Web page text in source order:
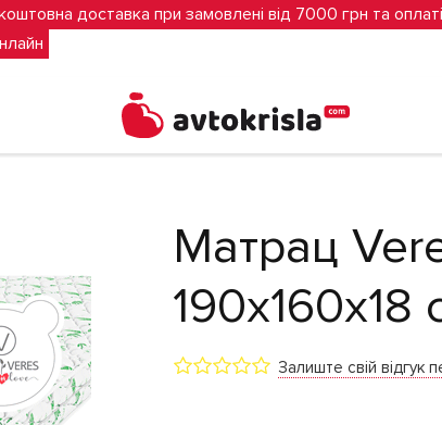
доставка при замовлені від 7000 грн та
Матрац
190х160х18
Залиште свій відгук